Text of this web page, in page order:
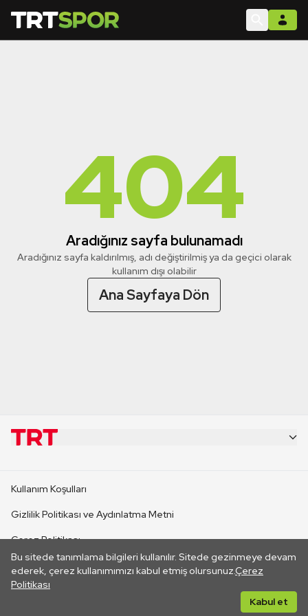
404
Aradığınız sayfa bulunamadı
Aradığınız sayfa kaldırılmış, adı değiştirilmiş ya da geçici olarak
kullanım dışı olabilir
Ana Sayfaya Dön
Bu sitede tanımlama bilgileri kullanılır. Sitede gezinmeye devam
ederek, çerez kullanımımızı kabul etmiş olursunuz.Çerez
Politikası
Kabul et
CANLI YAYINLAR
Kullanım Koşulları
Gizlilik Politikası ve Aydınlatma Metni
Çerez Politikası
İletişim
Her hakkı saklıdır. ©2026 TRT. Bağlantı yoluyla gidilen dış